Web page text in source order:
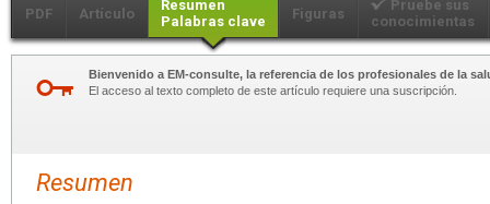
PDF Artículo
Resumen
Palabras clave
Figuras
Pruebe sus
conocimientas
Bienvenido a EM-consulte, la referencia de los profesionales de la
El acceso al texto completo de este artículo requiere una suscripción.
Resumen